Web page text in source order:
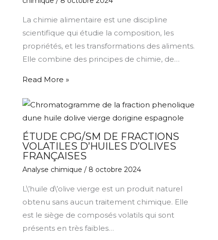
La chimie alimentaire est une discipline
scientifique qui étudie la composition, les
propriétés, et les transformations des aliments.
Elle combine des principes de chimie, de…
Read More »
ÉTUDE CPG/SM DE FRACTIONS
VOLATILES D’HUILES D’OLIVES
FRANÇAISES
Analyse chimique / 8 octobre 2024
L\’huile d\’olive vierge est un produit naturel
obtenu sans aucun traitement chimique. Elle
est le siège de composés volatils qui sont
présents en très faibles…